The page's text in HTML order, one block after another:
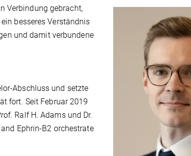
Verbindung gebracht,
besseres Verständnis
und damit verbundene
Abschluss und setzte
fort. Seit Februar 2019
Ralf H. Adams und Dr.
Ephrin-B2 orchestrate